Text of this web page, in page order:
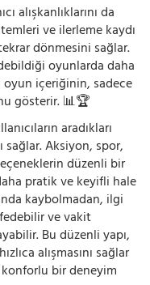
alışkanlıklarını da
ve ilerleme kaydı
dönmesini sağlar.
oyunlarda daha
içeriğinin, sadece
gösterir. 📊🏆
aradıkları
sağlar. Aksiyon, spor,
düzenli bir
pratik ve keyifli hale
kaybolmadan, ilgi
ve vakit
Bu düzenli yapı,
alışmasını sağlar
konforlu bir deneyim